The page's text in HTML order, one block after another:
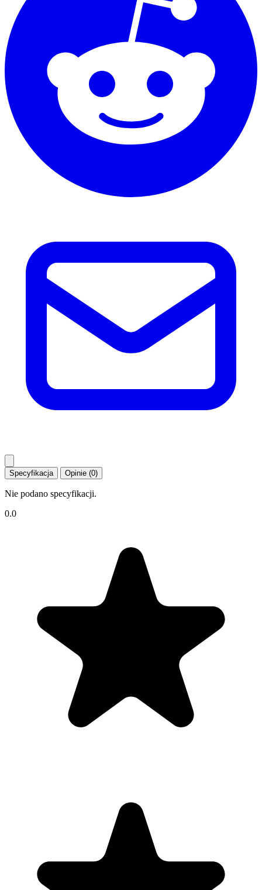
Specyfikacja Opinie (0)
Nie podano specyfikacji.
0.0